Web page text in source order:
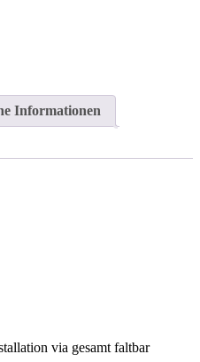
Informationen
via gesamt faltbar